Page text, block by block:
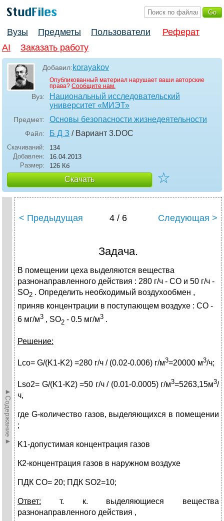
Вузы Предметы Пользователи
Реферат
AI
Заказать работу
Добавил:korayakov
Опубликованный материал нарушает ваши авторские
права? Сообщите нам.
Вуз:
Национальный исследовательский
университет «МИЭТ»
Предмет: Основы безопасности жизнедеятельности
Файл: Б Д З / Вариант 3.DOC
Скачиваний:
134
Добавлен:
16.04.2013
Размер:
126 Кб
Скачать ☆
►Содержание►
< Предыдущая 4 / 6 Следующая >
Задача.
В помещении цеха выделяются вещества
разнонаправленного действия : 280 г/ч - СО и 50 г/ч -
SO2 . Определить необходимый воздухообмен ,
приняв концентрации в поступающем воздухе : СО -
6 мг/м3 , SO2 - 0.5 мг/м3 .
Решение:
Lco= G/(K1-K2) =280 г/ч / (0.02-0.006) г/м3=20000 м3/ч;
Lso2= G/(K1-K2) =50 г/ч / (0.01-0.0005) г/м3=5263,15м3/
ч,
где G-количество газов, выделяющихся в помещении
;
K1-допустимая концентрация газов
К2-концентрация газов в наружном воздухе
ПДК СО= 20; ПДК SO2=10;
Ответ: т. к. выделяющиеся вещества
разнонаправленного действия ,